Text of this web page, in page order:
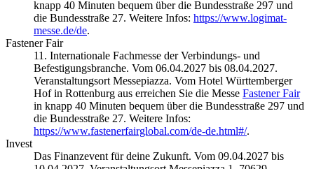
knapp 40 Minuten bequem über die Bundesstraße 297 und
die Bundesstraße 27. Weitere Infos: https://www.logimat-
messe.de/de.
Fastener Fair
11. Internationale Fachmesse der Verbindungs- und
Befestigungsbranche. Vom 06.04.2027 bis 08.04.2027.
Veranstaltungsort Messepiazza. Vom Hotel Württemberger
Hof in Rottenburg aus erreichen Sie die Messe Fastener Fair
in knapp 40 Minuten bequem über die Bundesstraße 297 und
die Bundesstraße 27. Weitere Infos:
https://www.fastenerfairglobal.com/de-de.html#/.
Invest
Das Finanzevent für deine Zukunft. Vom 09.04.2027 bis